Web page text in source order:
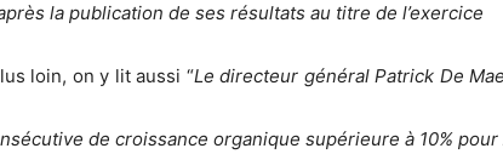
la publication de ses résultats au titre de l’exercice
loin, on y lit aussi “Le directeur général Patrick De
de croissance organique supérieure à 10% pour